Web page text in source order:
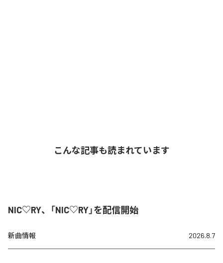
こんな記事も読まれています
NIC♡RY、「NIC♡RY」を配信開始
新曲情報 2026.8.7